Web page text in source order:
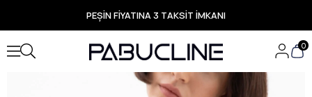
PEŞİN FİYATINA 3 TAKSİT İMKANI
TÜM ÜRÜNLERDE ÜCRETSİZ KARGO
Yeni Sezon Ürünlerde Özel Fırsatlar
Seçili Ürünlerde Hızlı Teslimat
0